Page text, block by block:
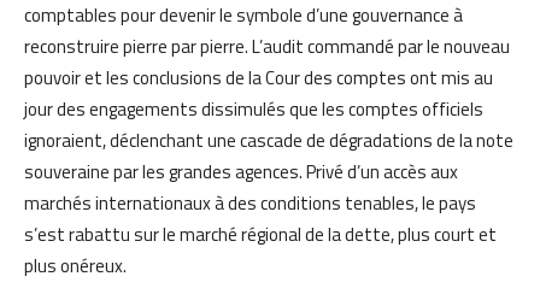
comptables pour devenir le symbole d’une gouvernance à
reconstruire pierre par pierre. L’audit commandé par le nouveau
pouvoir et les conclusions de la Cour des comptes ont mis au
jour des engagements dissimulés que les comptes officiels
ignoraient, déclenchant une cascade de dégradations de la note
souveraine par les grandes agences. Privé d’un accès aux
marchés internationaux à des conditions tenables, le pays
s’est rabattu sur le marché régional de la dette, plus court et
plus onéreux.